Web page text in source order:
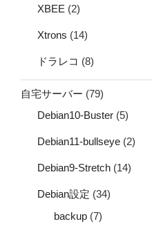
XBEE (2)
Xtrons (14)
ドラレコ (8)
自宅サーバー (79)
Debian10-Buster (5)
Debian11-bullseye (2)
Debian9-Stretch (14)
Debian設定 (34)
backup (7)